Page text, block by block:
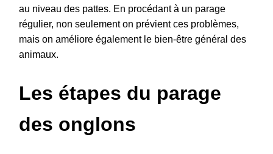
au niveau des pattes. En procédant à un parage
régulier, non seulement on prévient ces problèmes,
mais on améliore également le bien-être général des
animaux.
Les étapes du parage
des onglons